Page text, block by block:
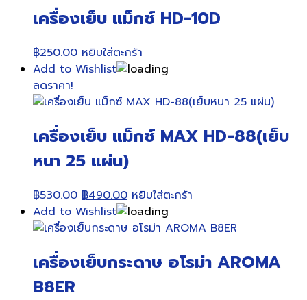
เครื่องเย็บ แม็กซ์ HD-10D
฿250.00 หยิบใส่ตะกร้า
Add to Wishlist
ลดราคา!
เครื่องเย็บ แม็กซ์ MAX HD-88(เย็บ
หนา 25 แผ่น)
฿530.00 Original
price
was:
฿490.00Current
price
is:
หยิบใส่ตะกร้า
Add to Wishlist
เครื่องเย็บกระดาษ อโรม่า AROMA
B8ER